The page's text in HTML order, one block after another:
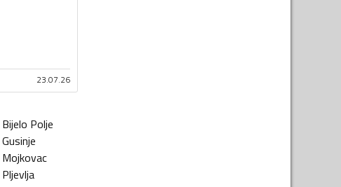
23.07.26
Bijelo Polje
Gusinje
Mojkovac
Pljevlja